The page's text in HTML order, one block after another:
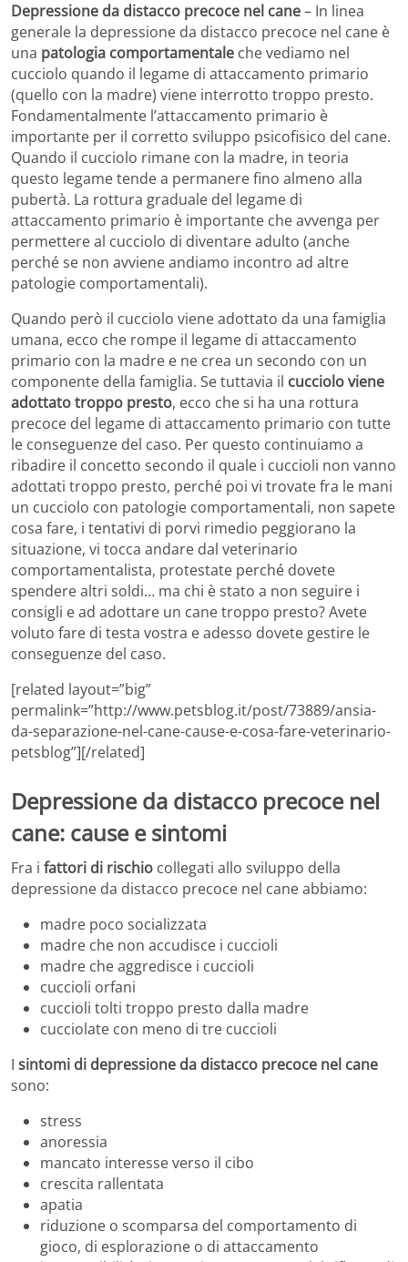
Depressione da distacco precoce nel cane– In linea
generale la depressione da distacco precoce nel cane è
una patologia comportamentale che vediamo nel
cucciolo quando il legame di attaccamento primario
(quello con la madre) viene interrotto troppo presto.
Fondamentalmente l’attaccamento primario è
importante per il corretto sviluppo psicofisico del cane.
Quando il cucciolo rimane con la madre, in teoria
questo legame tende a permanere fino almeno alla
pubertà. La rottura graduale del legame di
attaccamento primario è importante che avvenga per
permettere al cucciolo di diventare adulto (anche
perché se non avviene andiamo incontro ad altre
patologie comportamentali).
Quando però il cucciolo viene adottato da una famiglia
umana, ecco che rompe il legame di attaccamento
primario con la madre e ne crea un secondo con un
componente della famiglia. Se tuttavia il cucciolo viene
adottato troppo presto, ecco che si ha una rottura
precoce del legame di attaccamento primario con tutte
le conseguenze del caso. Per questo continuiamo a
ribadire il concetto secondo il quale i cuccioli non vanno
adottati troppo presto, perché poi vi trovate fra le mani
un cucciolo con patologie comportamentali, non sapete
cosa fare, i tentativi di porvi rimedio peggiorano la
situazione, vi tocca andare dal veterinario
comportamentalista, protestate perché dovete
spendere altri soldi… ma chi è stato a non seguire i
consigli e ad adottare un cane troppo presto? Avete
voluto fare di testa vostra e adesso dovete gestire le
conseguenze del caso.
[related layout=”big”
permalink=”http://www.petsblog.it/post/73889/ansia-
da-separazione-nel-cane-cause-e-cosa-fare-veterinario-
petsblog”][/related]
Depressione da distacco precoce nel
cane: cause e sintomi
Fra i fattori di rischio collegati allo sviluppo della
depressione da distacco precoce nel cane abbiamo:
madre poco socializzata
madre che non accudisce i cuccioli
madre che aggredisce i cuccioli
cuccioli orfani
cuccioli tolti troppo presto dalla madre
cucciolate con meno di tre cuccioli
I sintomi di depressione da distacco precoce nel cane
sono:
stress
anoressia
mancato interesse verso il cibo
crescita rallentata
apatia
riduzione o scomparsa del comportamento di
gioco, di esplorazione o di attaccamento